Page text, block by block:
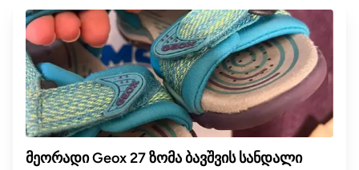
მეორადი Geox 27 ზომა ბავშვის სანდალი